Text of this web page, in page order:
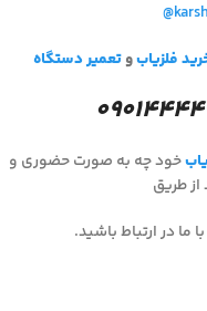
فلزیابوتعمیر دستگاه
خود چه به صورت حضوری و
طریق
با ما در ارتباط باشید.